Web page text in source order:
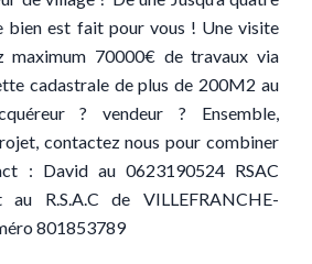
bien est fait pour vous ! Une visite
maximum 70000€ de travaux via
cadastrale de plus de 200M2 au
? vendeur ? Ensemble,
contactez nous pour combiner
: David au 0623190524 RSAC
R.S.A.C de VILLEFRANCHE-
801853789